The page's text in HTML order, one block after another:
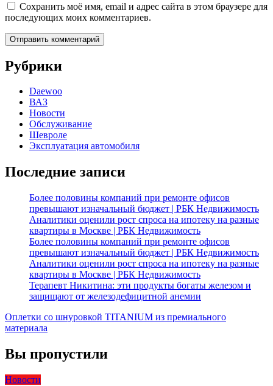
Сохранить моё имя, email и адрес сайта в этом браузере для
последующих моих комментариев.
Рубрики
Daewoo
ВАЗ
Новости
Обслуживание
Шевроле
Эксплуатация автомобиля
Последние записи
Более половины компаний при ремонте офисов
превышают изначальный бюджет | РБК Недвижимость
Аналитики оценили рост спроса на ипотеку на разные
квартиры в Москве | РБК Недвижимость
Более половины компаний при ремонте офисов
превышают изначальный бюджет | РБК Недвижимость
Аналитики оценили рост спроса на ипотеку на разные
квартиры в Москве | РБК Недвижимость
Терапевт Никитина: эти продукты богаты железом и
защищают от железодефицитной анемии
Оплетки со шнуровкой TITANIUM из премиального
материала
Вы пропустили
Новости